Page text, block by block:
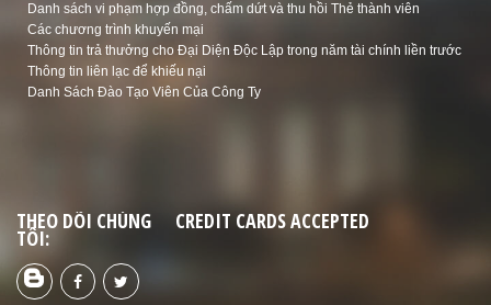
Danh sách vi phạm hợp đồng, chấm dứt và thu hồi Thẻ thành viên
Các chương trình khuyến mại
Thông tin trả thưởng cho Đại Diện Độc Lập trong năm tài chính liền trước
Thông tin liên lạc để khiếu nại
Danh Sách Đào Tạo Viên Của Công Ty
THEO DÕI CHÚNG
TÔI:
CREDIT CARDS ACCEPTED